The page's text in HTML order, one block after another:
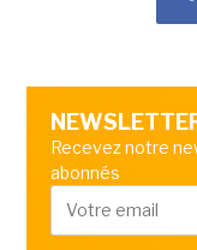
Recevez notre
abonnés